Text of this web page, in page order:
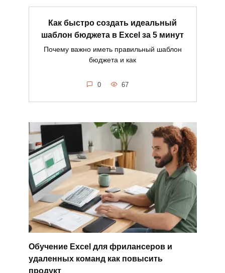
Как быстро создать идеальный
шаблон бюджета в Excel за 5 минут
Почему важно иметь правильный шаблон
бюджета и как
0 67
Обучение Excel для фрилансеров и
удаленных команд как повысить
продукт